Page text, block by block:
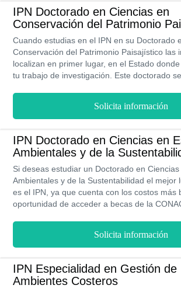
llevar a cabo análisis fisicoquímicos y
la determinación de contaminantes en
residuales.
IPN Doctorado en Ciencias en
Conservación del Patrimonio
Cuando estudias en el IPN en su Doctorado
Conservación del Patrimonio Paisajístico las
localizan en primer lugar, en el Estado
tu trabajo de investigación. Este doctorado
campos experimentales y los laboratorios en
presencial, bajo la asesoría de
del Sistema Nacional de Investigadores y con
equipamiento especializado que necesitas
grado en 4 años.
Solicita información
IPN Doctorado en Ciencias en
Ambientales y de la
Si deseas estudiar un Doctorado en
Ambientales y de la Sustentabilidad el mejor
es el IPN, ya que cuenta con los costos más
oportunidad de acceder a becas de la
dura el programa serán una gran experiencia
Solicita información
IPN Especialidad en Gestión de
Ambientes Costeros